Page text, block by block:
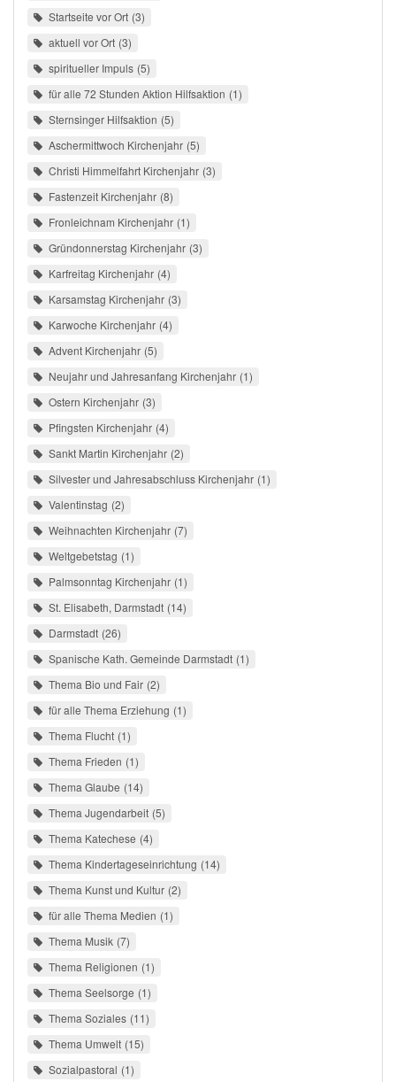
Startseite vor Ort 3
aktuell vor Ort 3
spiritueller Impuls 5
für alle 72 Stunden Aktion Hilfsaktion 1
Sternsinger Hilfsaktion 5
Aschermittwoch Kirchenjahr 5
Christi Himmelfahrt Kirchenjahr 3
Fastenzeit Kirchenjahr 8
Fronleichnam Kirchenjahr 1
Gründonnerstag Kirchenjahr 3
Karfreitag Kirchenjahr 4
Karsamstag Kirchenjahr 3
Karwoche Kirchenjahr 4
Advent Kirchenjahr 5
Neujahr und Jahresanfang Kirchenjahr 1
Ostern Kirchenjahr 3
Pfingsten Kirchenjahr 4
Sankt Martin Kirchenjahr 2
Silvester und Jahresabschluss Kirchenjahr 1
Valentinstag 2
Weihnachten Kirchenjahr 7
Weltgebetstag 1
Palmsonntag Kirchenjahr 1
St. Elisabeth, Darmstadt 14
Darmstadt 26
Spanische Kath. Gemeinde Darmstadt 1
Thema Bio und Fair 2
für alle Thema Erziehung 1
Thema Flucht 1
Thema Frieden 1
Thema Glaube 14
Thema Jugendarbeit 5
Thema Katechese 4
Thema Kindertageseinrichtung 14
Thema Kunst und Kultur 2
für alle Thema Medien 1
Thema Musik 7
Thema Religionen 1
Thema Seelsorge 1
Thema Soziales 11
Thema Umwelt 15
Sozialpastoral 1